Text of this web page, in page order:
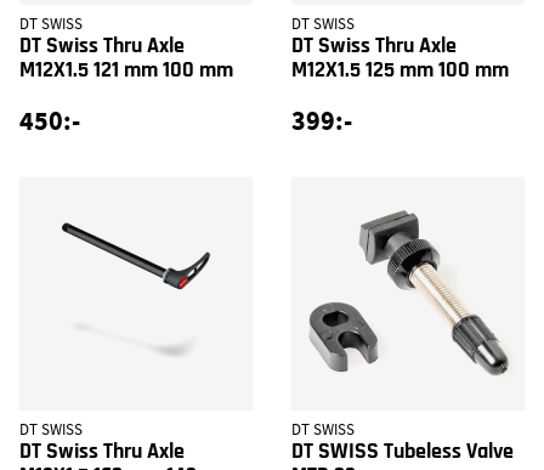
DT SWISS
DT Swiss Thru Axle
M12X1.5 121 mm 100 mm
450:-
DT SWISS
DT Swiss Thru Axle
M12X1.5 125 mm 100 mm
399:-
DT SWISS
DT Swiss Thru Axle
DT SWISS
DT SWISS Tubeless Valve